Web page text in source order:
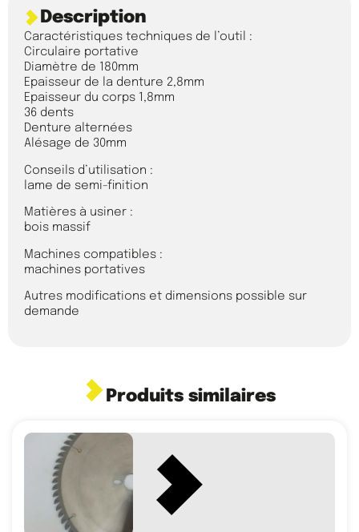
Description
Caractéristiques techniques de l’outil :
Circulaire portative
Diamètre de 180mm
Epaisseur de la denture 2,8mm
Epaisseur du corps 1,8mm
36 dents
Denture alternées
Alésage de 30mm
Conseils d’utilisation :
lame de semi-finition
Matières à usiner :
bois massif
Machines compatibles :
machines portatives
Autres modifications et dimensions possible sur
demande
Produits similaires